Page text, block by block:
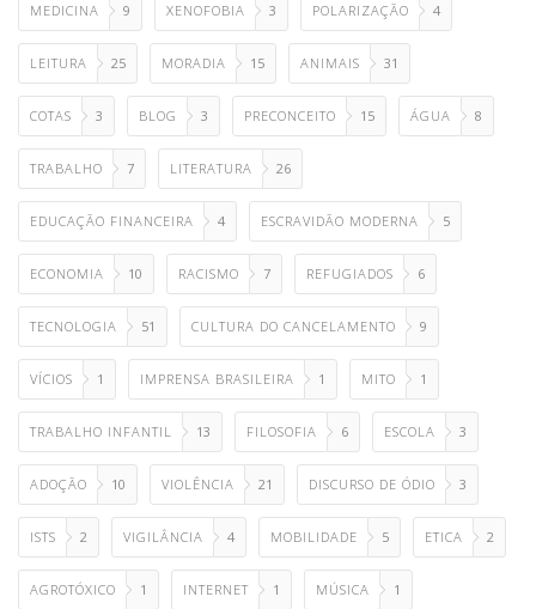
MEDICINA 9 XENOFOBIA 3 POLARIZAÇÃO 4
LEITURA 25 MORADIA 15 ANIMAIS 31
COTAS 3 BLOG 3 PRECONCEITO 15 ÁGUA 8
TRABALHO 7 LITERATURA 26
EDUCAÇÃO FINANCEIRA 4 ESCRAVIDÃO MODERNA 5
ECONOMIA 10 RACISMO 7 REFUGIADOS 6
TECNOLOGIA 51 CULTURA DO CANCELAMENTO 9
VÍCIOS 1 IMPRENSA BRASILEIRA 1 MITO 1
TRABALHO INFANTIL 13 FILOSOFIA 6 ESCOLA 3
ADOÇÃO 10 VIOLÊNCIA 21 DISCURSO DE ÓDIO 3
ISTS 2 VIGILÂNCIA 4 MOBILIDADE 5 ETICA 2
AGROTÓXICO 1 INTERNET 1 MÚSICA 1